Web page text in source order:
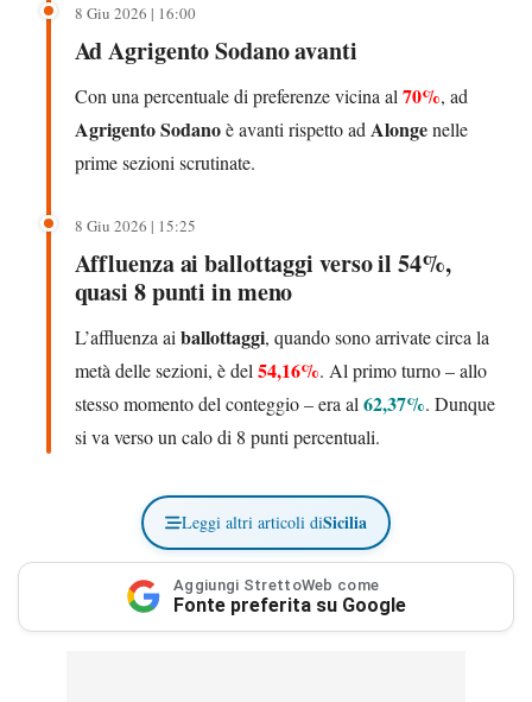
8 Giu 2026 | 16:00
Ad Agrigento Sodano avanti
Con una percentuale di preferenze vicina al 70%, ad
Agrigento Sodanoè avanti rispetto ad Alongenelle
prime sezioni scrutinate.
8 Giu 2026 | 15:25
Affluenza ai ballottaggi verso il 54%,
quasi 8 punti in meno
L’affluenza ai ballottaggi, quando sono arrivate circa la
metà delle sezioni, è del 54,16%. Al primo turno – allo
stesso momento del conteggio – era al 62,37%. Dunque
si va verso un calo di 8 punti percentuali.
Leggi altri articoli diSicilia
Aggiungi StrettoWeb come
Fonte preferita su Google